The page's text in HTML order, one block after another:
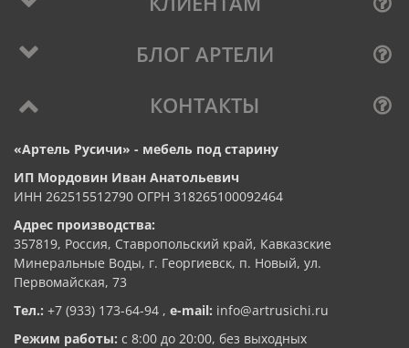
БЛОГ АРТЕЛИ
КОНТАКТЫ
«Артель Русичи» - мебель под старину
ИП Мордовин Иван Анатольевич
ИНН 262515512790 ОГРН 318265100092464
Адрес производства:
357819, Россия, Ставропольский край, Кавказские
Минеральные Воды, г. Георгиевск, п. Новый, ул.
Первомайская, 73
Тел.: +7 (933) 173-64-94 , e-mail: info@artrusichi.ru
Режим работы: с 8:00 до 20:00, без выходных